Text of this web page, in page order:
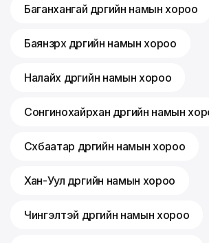
Баганхангай дүүргийн намын хороо
Баянзүрх дүүргийн намын хороо
Налайх дүүргийн намын хороо
Сонгинохайрхан дүүргийн намын
Сүхбаатар дүүргийн намын хороо
Хан-Уул дүүргийн намын хороо
Чингэлтэй дүүргийн намын хороо